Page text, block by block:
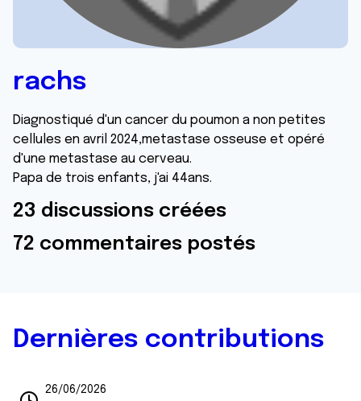
rachs
Diagnostiqué d'un cancer du poumon a non petites
cellules en avril 2024,metastase osseuse et opéré
d'une metastase au cerveau.
Papa de trois enfants, j'ai 44ans.
23 discussions créées
72 commentaires postés
Dernières contributions
26/06/2026